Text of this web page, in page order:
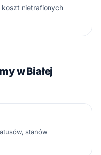
koszt nietrafionych
w Białej
stanów